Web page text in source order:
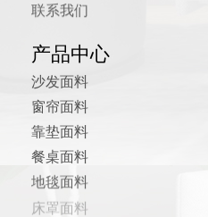
联系我们
产品中心
沙发面料
窗帘面料
靠垫面料
餐桌面料
地毯面料
床罩面料